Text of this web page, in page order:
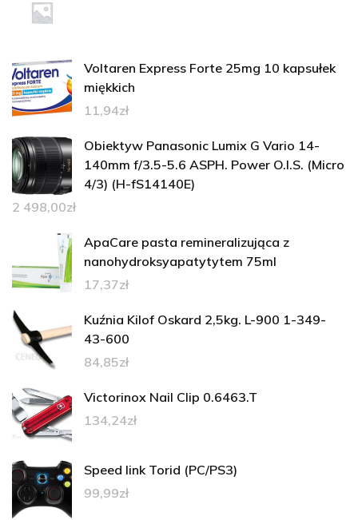
Voltaren Express Forte 25mg 10 kapsułek
miękkich
11,94zł
Obiektyw Panasonic Lumix G Vario 14-
140mm f/3.5-5.6 ASPH. Power O.I.S. (Micro
4/3) (H-fS14140E)
2 498,00zł
ApaCare pasta remineralizująca z
nanohydroksyapatytytem 75ml
17,37zł
Kuźnia Kilof Oskard 2,5kg. L-900 1-349-
43-600
84,85zł
Victorinox Nail Clip 0.6463.T
134,24zł
Speed link Torid (PC/PS3)
99,99zł